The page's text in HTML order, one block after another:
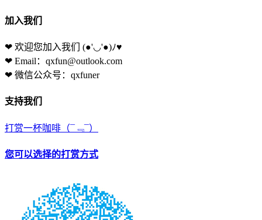
加入我们
❤ 欢迎您加入我们 (●'◡'●)ﾉ♥
❤ Email：qxfun@outlook.com
❤ 微信公众号：qxfuner
支持我们
打赏一杯咖啡 （¯﹃¯）
您可以选择的打赏方式